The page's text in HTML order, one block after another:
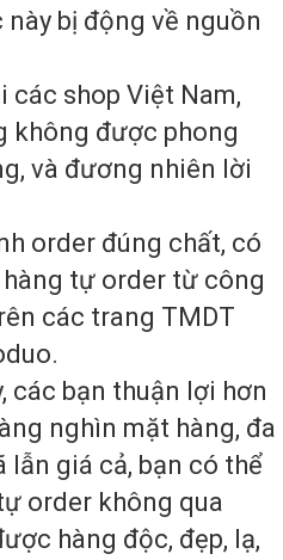
này bị động về nguồn
các shop Việt Nam,
không được phong
và đương nhiên lời
order đúng chất, có
tự order từ công
các trang TMDT
các bạn thuận lợi hơn
nghìn mặt hàng, đa
lẫn giá cả, bạn có thể
order không qua
hàng độc, đẹp, lạ,